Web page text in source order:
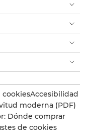
cookiesAccesibilidad
moderna (PDF)
Dónde comprar
de cookies